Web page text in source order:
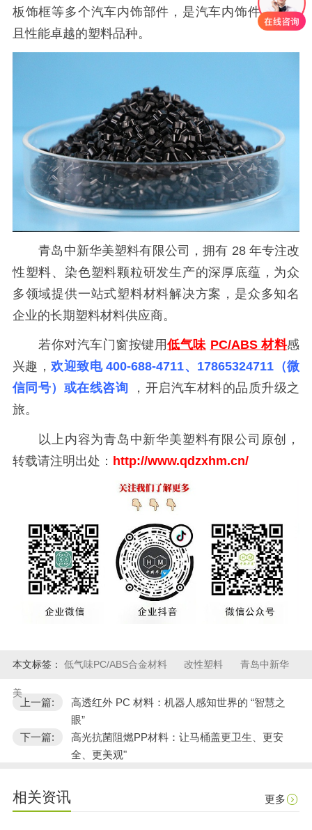
板饰框等多个汽车内饰部件，是汽车内饰件中常见
且性能卓越的塑料品种。
青岛中新华美塑料有限公司，拥有 28 年专注改
性塑料、染色塑料颗粒研发生产的深厚底蕴，为众
多领域提供一站式塑料材料解决方案，是众多知名
企业的长期塑料材料供应商。
若你对汽车门窗按键用低气味 PC/ABS 材料感
兴趣，欢迎致电400-688-4711、17865324711（微
信同号）或在线咨询
，开启汽车材料的品质升级之
旅。
以上内容为青岛中新华美塑料有限公司原创，
转载请注明出处： http://www.qdzxhm.cn/
本文标签： 低气味PC/ABS合金材料 改性塑料 青岛中新华
美
上一篇:
高透红外 PC 材料：机器人感知世界的 “智慧之
眼”
下一篇:
高光抗菌阻燃PP材料：让马桶盖更卫生、更安
全、更美观"
相关资讯 更多